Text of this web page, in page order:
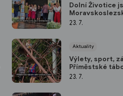
Dolní Životice
vítězství
23. 7.
Aktuality
Výlety, sport,
Příměstské
23. 7.